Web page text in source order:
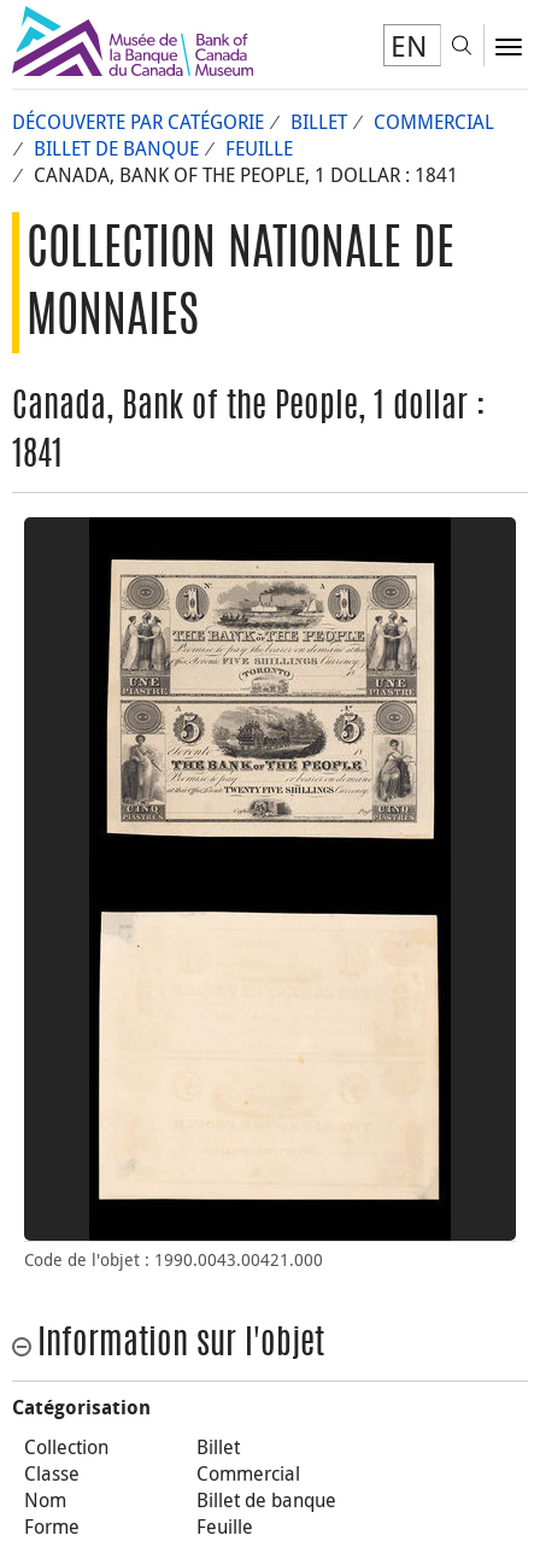
EN
DÉCOUVERTE PAR CATÉGORIE BILLET
COMMERCIAL
BILLET DE BANQUE
FEUILLE
CANADA, BANK OF THE PEOPLE, 1 DOLLAR : 1841
COLLECTION NATIONALE DE
MONNAIES
Canada, Bank of the People, 1 dollar :
1841
Code de l'objet : 1990.0043.00421.000
Information sur l'objet
Catégorisation
Collection
Billet
Classe
Commercial
Nom
Billet de banque
Forme
Feuille